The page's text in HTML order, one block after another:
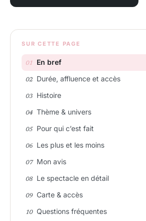
SUR CETTE PAGE
En bref
Durée, affluence et accès
Histoire
Thème & univers
Pour qui c’est fait
Les plus et les moins
Mon avis
Le spectacle en détail
Carte & accès
Questions fréquentes